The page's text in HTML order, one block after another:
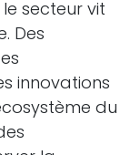
secteur vit
Des
innovations
du